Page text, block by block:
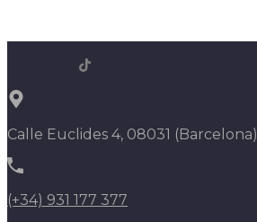
Calle Euclides 4, 08031 (Barcelona)
(+34) 931 177 377